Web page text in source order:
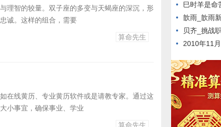
理智的较量。双子座的多变与天蝎座的深沉，形
诚。这样的组合，需要
算命先生
在线黄历、专业黄历软件或是请教专家。通过这
小事宜，确保事业、学业
算命先生
巳时羊是命
歆雨_歆雨
贝齐_挑战
2010年11月16